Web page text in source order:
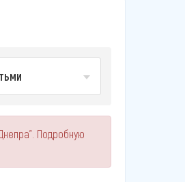
Подробную